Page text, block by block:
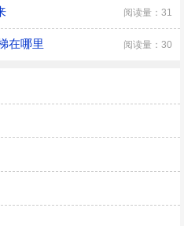
阅读量：31
在哪里 阅读量：30